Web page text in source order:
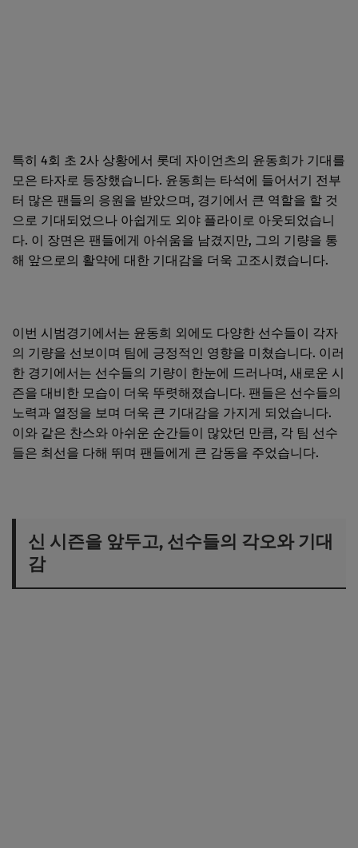
특히 4회 초 2사 상황에서 롯데 자이언츠의 윤동희가 기대를
모은 타자로 등장했습니다. 윤동희는 타석에 들어서기 전부
터 많은 팬들의 응원을 받았으며, 경기에서 큰 역할을 할 것
으로 기대되었으나 아쉽게도 외야 플라이로 아웃되었습니
다. 이 장면은 팬들에게 아쉬움을 남겼지만, 그의 기량을 통
해 앞으로의 활약에 대한 기대감을 더욱 고조시켰습니다.
이번 시범경기에서는 윤동희 외에도 다양한 선수들이 각자
의 기량을 선보이며 팀에 긍정적인 영향을 미쳤습니다. 이러
한 경기에서는 선수들의 기량이 한눈에 드러나며, 새로운 시
즌을 대비한 모습이 더욱 뚜렷해졌습니다. 팬들은 선수들의
노력과 열정을 보며 더욱 큰 기대감을 가지게 되었습니다.
이와 같은 찬스와 아쉬운 순간들이 많았던 만큼, 각 팀 선수
들은 최선을 다해 뛰며 팬들에게 큰 감동을 주었습니다.
신 시즌을 앞두고, 선수들의 각오와 기대
감